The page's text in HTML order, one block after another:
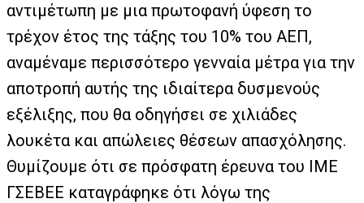
αντιμέτωπη με μια πρωτοφανή ύφεση το
τρέχον έτος της τάξης του 10% του ΑΕΠ,
αναμέναμε περισσότερο γενναία μέτρα για την
αποτροπή αυτής της ιδιαίτερα δυσμενούς
εξέλιξης, που θα οδηγήσει σε χιλιάδες
λουκέτα και απώλειες θέσεων απασχόλησης.
Θυμίζουμε ότι σε πρόσφατη έρευνα του ΙΜΕ
ΓΣΕΒΕΕ καταγράφηκε ότι λόγω της